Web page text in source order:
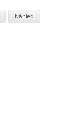
Náhled